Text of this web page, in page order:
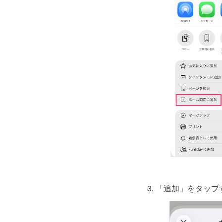
「追加」をタップ